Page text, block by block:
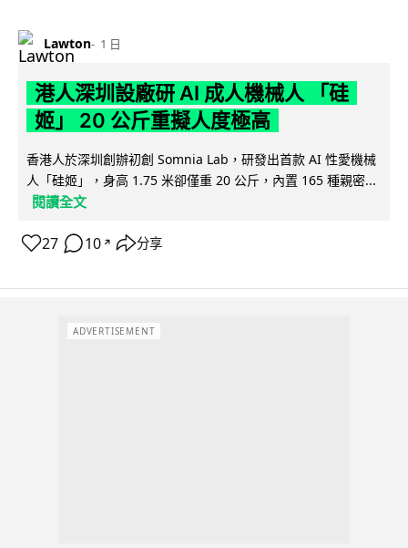
Lawton 1 日
港人深圳設廠研 AI 成人機械人 「硅
姬」 20 公斤重擬人度極高
香港人於深圳創辦初創 Somnia Lab，研發出首款 AI 性愛機械
人「硅姬」，身高 1.75 米卻僅重 20 公斤，內置 165 種親密...
閱讀全文
27 10 ↗ 分享
ADVERTISEMENT